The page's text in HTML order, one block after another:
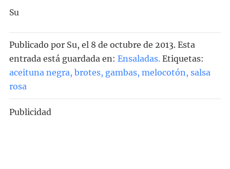
Su
Publicado por Su, el 8 de octubre de 2013. Esta
entrada está guardada en: Ensaladas. Etiquetas:
aceituna negra, brotes, gambas, melocotón , salsa
rosa
Publicidad